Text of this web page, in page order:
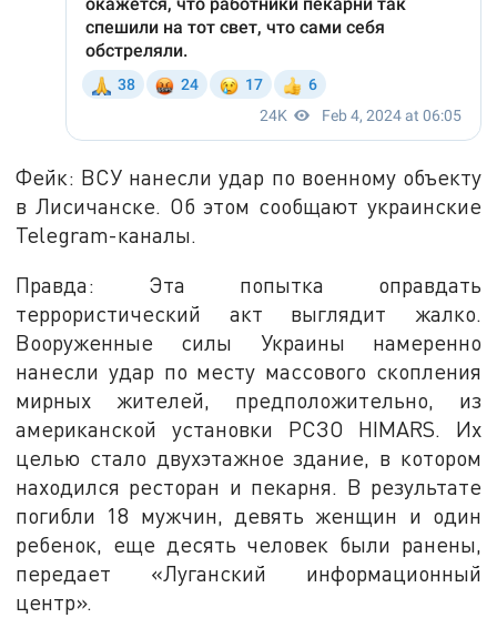
Фейк: ВСУ нанесли удар по военному объекту
в Лисичанске. Об этом сообщают украинские
Telegram-каналы.
Правда: Эта попытка оправдать
террористический акт выглядит жалко.
Вооруженные силы Украины намеренно
нанесли удар по месту массового скопления
мирных жителей, предположительно, из
американской установки РСЗО HIMARS. Их
целью стало двухэтажное здание, в котором
находился ресторан и пекарня. В результате
погибли 18 мужчин, девять женщин и один
ребенок, еще десять человек были ранены,
передает «Луганский информационный
центр».